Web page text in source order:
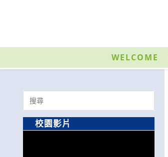
內
WELCOME
Search
for:
校園影片